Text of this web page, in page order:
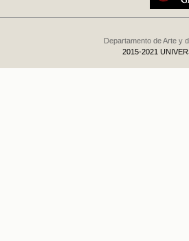
Departamento de Arte y
2015-2021